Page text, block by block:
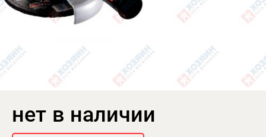
нет в наличии